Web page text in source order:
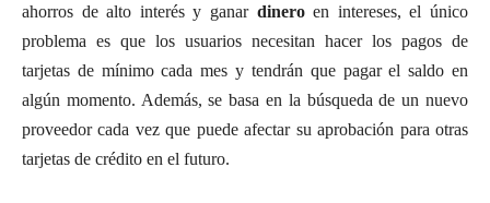
ahorros de alto interés y ganar dineroen intereses, el único
problema es que los usuarios necesitan hacer los pagos de
tarjetas de mínimo cada mes y tendrán que pagar el saldo en
algún momento. Además, se basa en la búsqueda de un nuevo
proveedor cada vez que puede afectar su aprobación para otras
tarjetas de crédito en el futuro.